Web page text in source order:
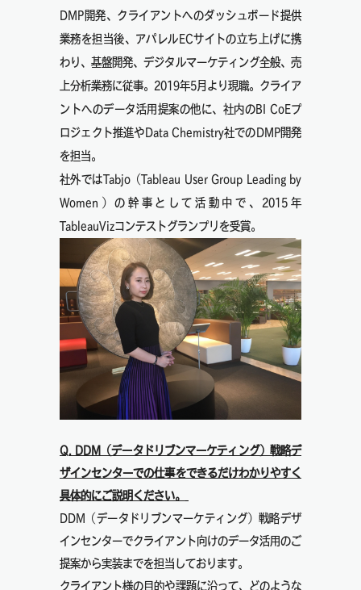
DMP開発、クライアントへのダッシュボード提供
業務を担当後、アパレルECサイトの立ち上げに携
わり、基盤開発、デジタルマーケティング全般、売
上分析業務に従事。2019年5月より現職。クライア
ントへのデータ活用提案の他に、社内のBI CoEプ
ロジェクト推進やData Chemistry社でのDMP開発
を担当。
社外ではTabjo（Tableau User Group Leading by
Women）の幹事として活動中で、2015年
TableauVizコンテストグランプリを受賞。
Q. DDM（データドリブンマーケティング）戦略デ
ザインセンターでの仕事をできるだけわかりやすく
具体的にご説明ください。
DDM（データドリブンマーケティング）戦略デザ
インセンターでクライアント向けのデータ活用のご
提案から実装までを担当しております。
クライアント様の目的や課題に沿って、どのような